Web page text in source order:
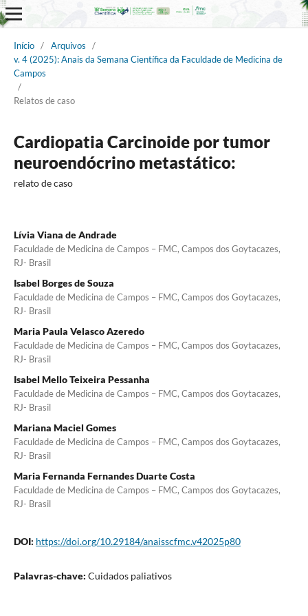
Início / Arquivos
/
v. 4 (2025): Anais da Semana Científica da Faculdade de Medicina de
Campos
/
Relatos de caso
Cardiopatia Carcinoide por tumor
neuroendócrino metastático:
relato de caso
Lívia Viana de Andrade
Faculdade de Medicina de Campos – FMC, Campos dos Goytacazes,
RJ- Brasil
Isabel Borges de Souza
Faculdade de Medicina de Campos – FMC, Campos dos Goytacazes,
RJ- Brasil
Maria Paula Velasco Azeredo
Faculdade de Medicina de Campos – FMC, Campos dos Goytacazes,
RJ- Brasil
Isabel Mello Teixeira Pessanha
Faculdade de Medicina de Campos – FMC, Campos dos Goytacazes,
RJ- Brasil
Mariana Maciel Gomes
Faculdade de Medicina de Campos – FMC, Campos dos Goytacazes,
RJ- Brasil
Maria Fernanda Fernandes Duarte Costa
Faculdade de Medicina de Campos – FMC, Campos dos Goytacazes,
RJ- Brasil
DOI: https://doi.org/10.29184/anaisscfmc.v42025p80
Palavras-chave: Cuidados paliativos